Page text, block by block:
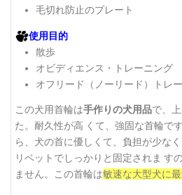
毛切れ防止のプレート
使用目的
散歩
オビディエンス・トレーニング
オフリード（ノーリード）トレ
この犬用首輪は手作りの犬用品で、
た。耐久性が高 くて、強固な首輪で
ら、犬の首に優しくて、負担が少な
リベットでしっかりと固定されま す
ません。この首輪は敏速な大型犬に